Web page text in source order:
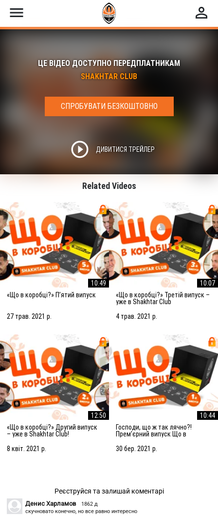
menu perm_identity
ЦЕ ВІДЕО ДОСТУПНО ПЕРЕДПЛАТНИКАМ
SHAKHTAR CLUB
СПРОБУВАТИ БЕЗКОШТОВНО
play_circle_outline ДИВИТИСЯ ТРЕЙЛЕР
Related Videos
10:49
«Що в коробці?» П’ятий випуск
27 трав. 2021 р.
10:07
«Що в коробці?» Третій випуск –
уже в Shakhtar Club
4 трав. 2021 р.
12:50
«Що в коробці?» Другий випуск
– уже в Shakhtar Club!
8 квіт. 2021 р.
10:44
Господи, що ж так лячно?!
Прем’єрний випуск Що в
30 бер. 2021 р.